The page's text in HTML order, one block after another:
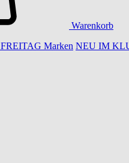
Warenkorb
FREITAG Marken NEU IM